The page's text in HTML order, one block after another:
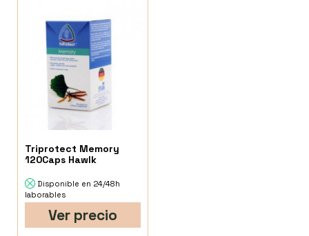
Triprotect Memory
120Caps Hawlk
Disponible en 24/48h
laborables
Ver precio